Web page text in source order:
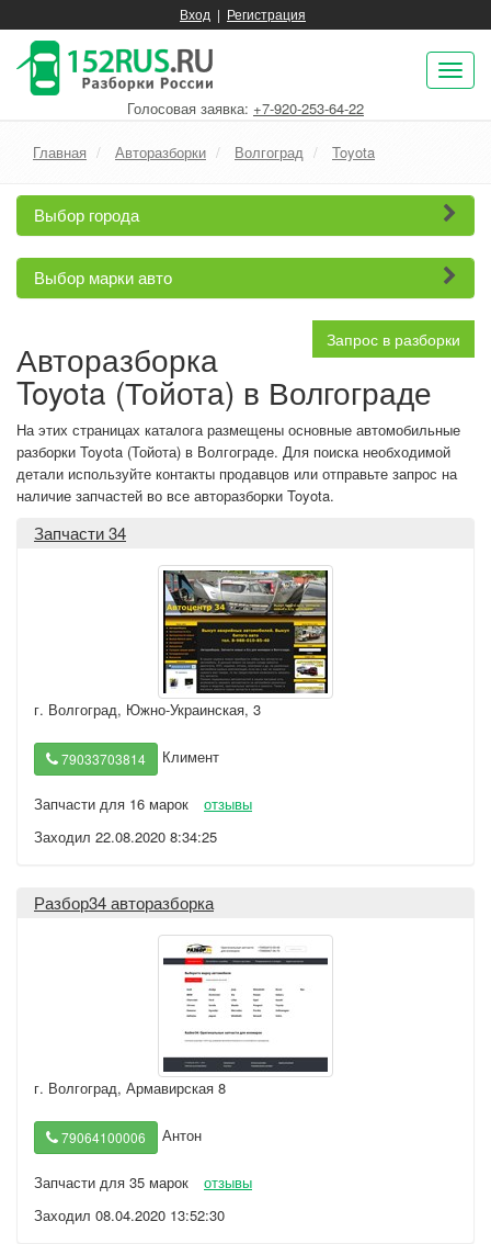
Вход | Регистрация
Голосовая заявка: +7-920-253-64-22
Главная Авторазборки Волгоград Toyota
Выбор города
Выбор марки авто
Запрос в разборки
Авторазборка
Toyota (Тойота) в Волгограде
На этих страницах каталога размещены основные автомобильные
разборки Toyota (Тойота) в Волгограде. Для поиска необходимой
детали используйте контакты продавцов или отправьте запрос на
наличие запчастей во все авторазборки Toyota.
Запчасти 34
г. Волгоград, Южно-Украинская, 3
79033703814 Климент
Запчасти для 16 марок
отзывы
Заходил 22.08.2020 8:34:25
Разбор34 авторазборка
г. Волгоград, Армавирская 8
79064100006 Антон
Запчасти для 35 марок
отзывы
Заходил 08.04.2020 13:52:30